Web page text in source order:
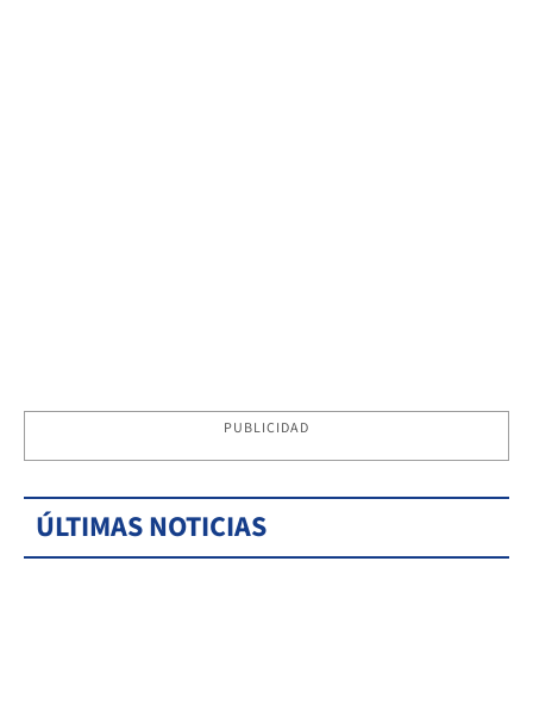
PUBLICIDAD
ÚLTIMAS NOTICIAS